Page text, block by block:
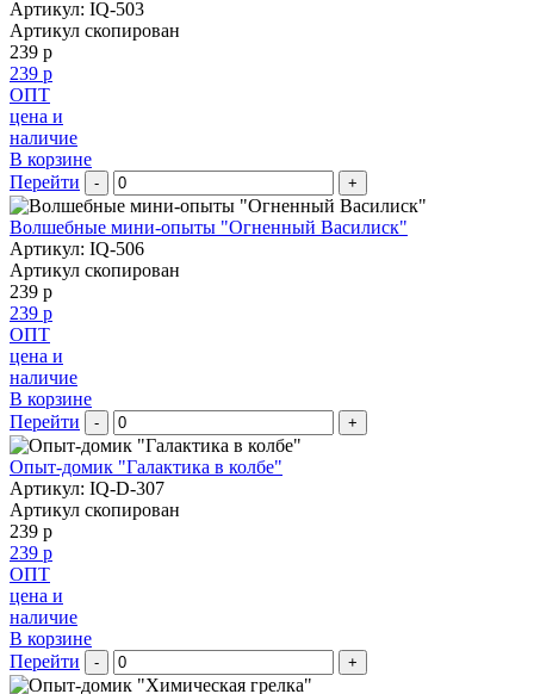
Артикул: IQ-503
Артикул скопирован
239 р
239 р
ОПТ
цена и
наличие
В корзине
Перейти
- +
Волшебные мини-опыты "Огненный Василиск"
Артикул: IQ-506
Артикул скопирован
239 р
239 р
ОПТ
цена и
наличие
В корзине
Перейти
- +
Опыт-домик "Галактика в колбе"
Артикул: IQ-D-307
Артикул скопирован
239 р
239 р
ОПТ
цена и
наличие
В корзине
Перейти
- +